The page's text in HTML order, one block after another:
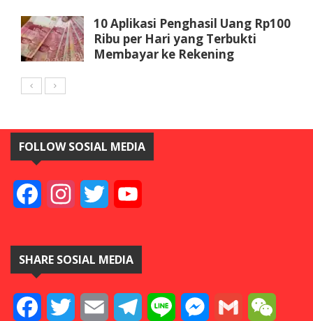
10 Aplikasi Penghasil Uang Rp100
Ribu per Hari yang Terbukti
Membayar ke Rekening
FOLLOW SOSIAL MEDIA
FacebookInstagramTwitter
SHARE SOSIAL MEDIA
FacebookTwitter Email TelegramLine Messenger
Gmail